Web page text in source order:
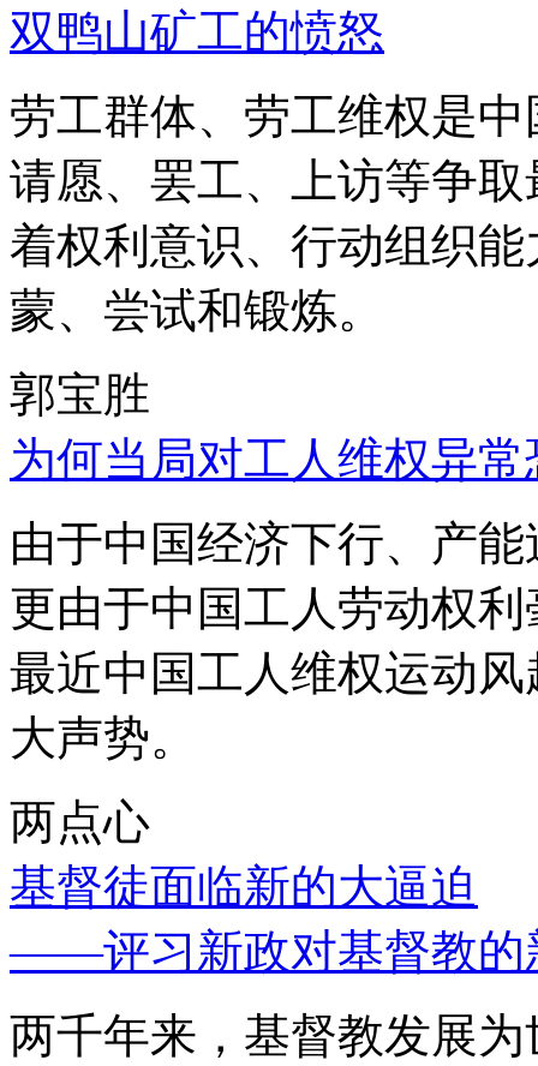
双鸭山矿工的愤怒
劳工群体、劳工维权是
请愿、罢工、上访等争
着权利意识、行动组织
蒙、尝试和锻炼。
郭宝胜
为何当局对工人维权异
由于中国经济下行、产
更由于中国工人劳动权
最近中国工人维权运动
大声势。
两点心
基督徒面临新的大逼迫
——评习新政对基督教的
两千年来，基督教发展